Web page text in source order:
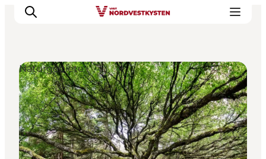
Urlaubsorte
Inspiration
Events
Unterkunft
Naturgebiete